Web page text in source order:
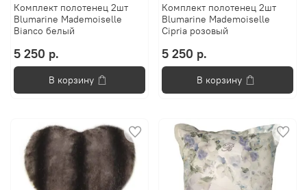
Комплект полотенец 2шт
Blumarine Mademoiselle
Bianco белый
5 250 р.
В корзину
Комплект полотенец 2шт
Blumarine Mademoiselle
Cipria розовый
5 250 р.
В корзину